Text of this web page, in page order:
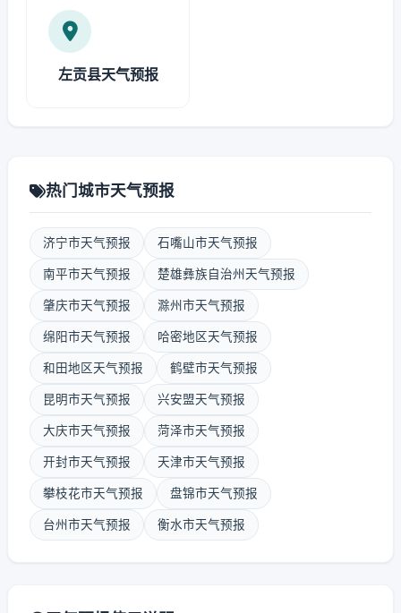
左贡县天气预报
热门城市天气预报
济宁市天气预报 石嘴山市天气预报
南平市天气预报 楚雄彝族自治州天气预报
肇庆市天气预报 滁州市天气预报
绵阳市天气预报 哈密地区天气预报
和田地区天气预报 鹤壁市天气预报
昆明市天气预报 兴安盟天气预报
大庆市天气预报 菏泽市天气预报
开封市天气预报 天津市天气预报
攀枝花市天气预报 盘锦市天气预报
台州市天气预报 衡水市天气预报